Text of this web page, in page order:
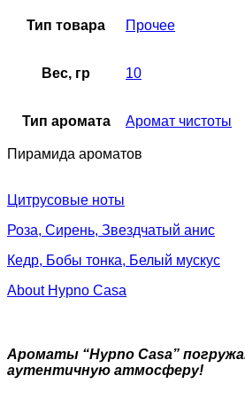
Тип товара Прочее
Вес, гр 10
Тип аромата Аромат чистоты
Пирамида ароматов
Цитрусовые ноты
Роза, Сирень, Звездчатый анис
Кедр, Бобы тонка, Белый мускус
About Hypno Casa
Ароматы “Hypno Casa”
аутентичную атмосферу!